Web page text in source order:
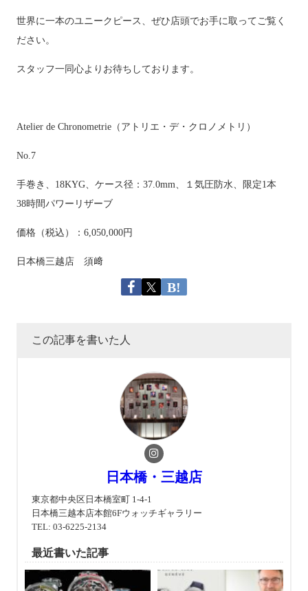
世界に一本のユニークピース、ぜひ店頭でお手に取ってご覧く
ださい。
スタッフ一同心よりお待ちしております。
Atelier de Chronometrie（アトリエ・デ・クロノメトリ）
No.7
手巻き、 18KYG、ケース径： 37.0mm、１気圧防水、限定1本
38時間パワーリザーブ
価格（税込）：6,050,000円
日本橋三越店 須﨑
この記事を書いた人
日本橋・三越店
東京都中央区日本橋室町 1-4-1
日本橋三越本店本館6Fウォッチギャラリー
TEL: 03-6225-2134
最近書いた記事